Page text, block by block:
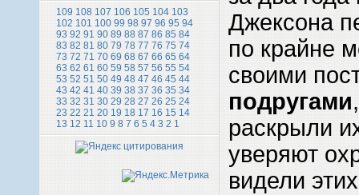
109 108 107 106 105 104 103
102 101 100 99 98 97 96 95 94
93 92 91 90 89 88 87 86 85 84
83 82 81 80 79 78 77 76 75 74
73 72 71 70 69 68 67 66 65 64
63 62 61 60 59 58 57 56 55 54
53 52 51 50 49 48 47 46 45 44
43 42 41 40 39 38 37 36 35 34
33 32 31 30 29 28 27 26 25 24
23 22 21 20 19 18 17 16 15 14
13 12 11 10 9 8 7 6 5 4 3 2 1
Джексона
по крайне
своими
подругами
раскрыли
уверяют
видели